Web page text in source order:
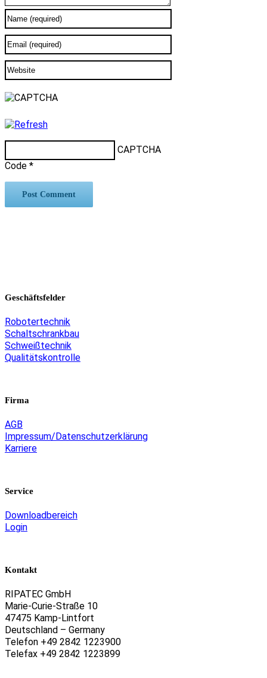
CAPTCHA
Code *
Geschäftsfelder
Robotertechnik
Schaltschrankbau
Schweißtechnik
Qualitätskontrolle
Firma
AGB
Impressum/Datenschutzerklärung
Karriere
Service
Downloadbereich
Login
Kontakt
RIPATEC GmbH
Marie-Curie-Straße 10
47475 Kamp-Lintfort
Deutschland – Germany
Telefon +49 2842 1223900
Telefax +49 2842 1223899